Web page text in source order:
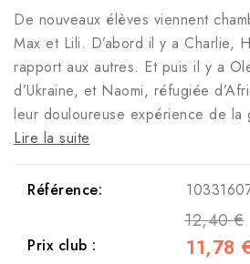
De nouveaux élèves viennent
Max et Lili. D’abord il y a Charlie,
rapport aux autres. Et puis il y a
d’Ukraine, et Naomi, réfugiée
leur douloureuse expérience de la
Lire la suite
Référence:
12,40 €
Prix club : 11,78